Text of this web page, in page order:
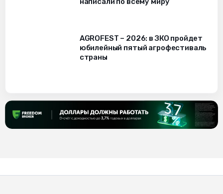
AGROFEST – 2026: в ЗКО пройдет
юбилейный пятый агрофестиваль
страны